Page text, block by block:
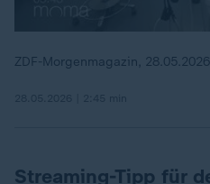
ZDF-Morgenmagazin,
Streaming-Tipp für